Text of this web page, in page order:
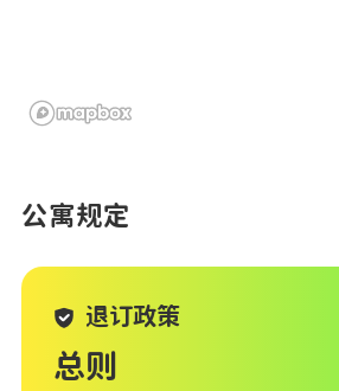
公寓规定
退订政策
总则